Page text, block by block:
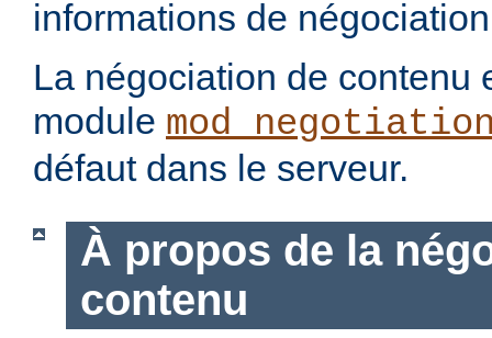
informations de
La négociation de contenu
module
défaut dans le serveur.
À propos de la
contenu